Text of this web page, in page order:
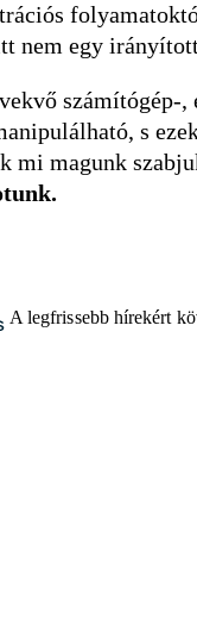
nem egy
s
mi magunk
A legfrissebb hírekért